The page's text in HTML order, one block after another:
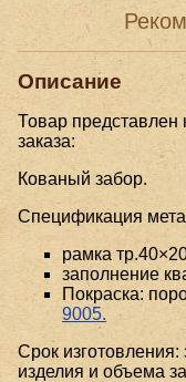
Описание
Товар
заказа:
Кованый забор.
Спецификация
рамка
заполнение
Покраска:
9005.
Срок изготовления:
изделия и объема